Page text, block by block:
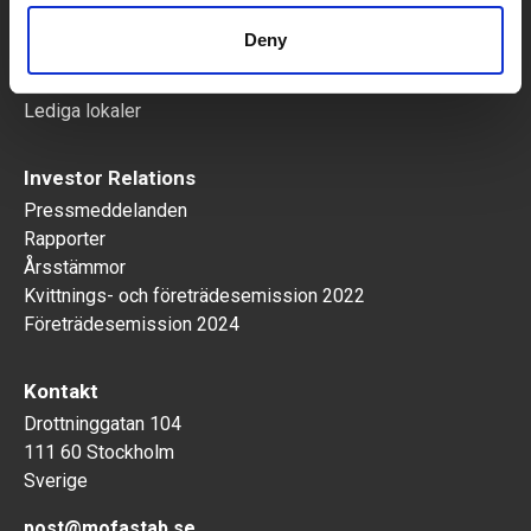
Deny
Information till hyresgäster
Samhällsfastigheter
Lediga lokaler
Investor Relations
Pressmeddelanden
Rapporter
Årsstämmor
Kvittnings- och företrädesemission 2022
Företrädesemission 2024
Kontakt
Drottninggatan 104
111 60 Stockholm
Sverige